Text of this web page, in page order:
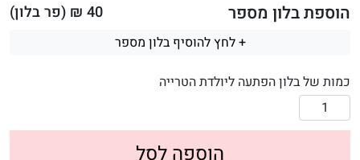
הוספת בלון מספר 40 ₪ (פר בלון)
+ לחץ להוסיף בלון מספר
כמות של בלון הפתעה ליולדת הטרייה
הוספה לסל